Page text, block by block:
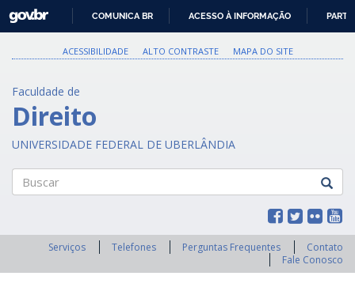
PARA
O
GOVBR
COMUNICA BR ACESSO À INFORMAÇÃO
ACESSIBILIDADE ALTO CONTRASTE MAPA DO SITE
Faculdade de
Direito
UNIVERSIDADE FEDERAL DE UBERLÂNDIA
Serviços Telefones Perguntas Frequentes
Contato
Fale Conosco